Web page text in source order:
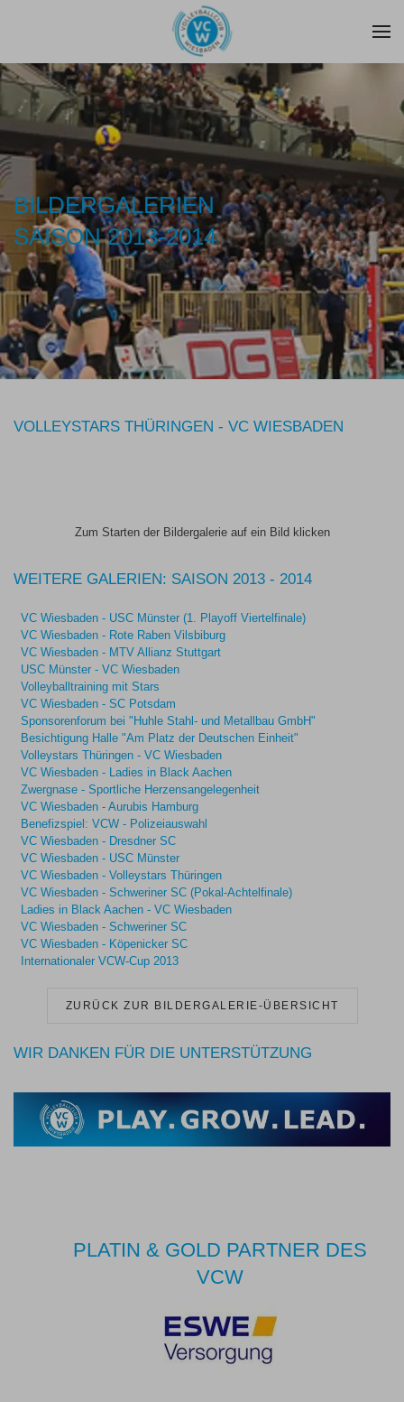
Zum Hauptinhalt springen
BILDERGALERIEN
SAISON 2013-2014
VOLLEYSTARS THÜRINGEN - VC WIESBADEN
Zum Starten der Bildergalerie auf ein Bild klicken
WEITERE GALERIEN: SAISON 2013 - 2014
VC Wiesbaden - USC Münster (1. Playoff Viertelfinale)
VC Wiesbaden - Rote Raben Vilsbiburg
VC Wiesbaden - MTV Allianz Stuttgart
USC Münster - VC Wiesbaden
Volleyballtraining mit Stars
VC Wiesbaden - SC Potsdam
Sponsorenforum bei "Huhle Stahl- und Metallbau GmbH"
Besichtigung Halle "Am Platz der Deutschen Einheit"
Volleystars Thüringen - VC Wiesbaden
VC Wiesbaden - Ladies in Black Aachen
Zwergnase - Sportliche Herzensangelegenheit
VC Wiesbaden - Aurubis Hamburg
Benefizspiel: VCW - Polizeiauswahl
VC Wiesbaden - Dresdner SC
VC Wiesbaden - USC Münster
VC Wiesbaden - Volleystars Thüringen
VC Wiesbaden - Schweriner SC (Pokal-Achtelfinale)
Ladies in Black Aachen - VC Wiesbaden
VC Wiesbaden - Schweriner SC
VC Wiesbaden - Köpenicker SC
Internationaler VCW-Cup 2013
ZURÜCK ZUR BILDERGALERIE-ÜBERSICHT
WIR DANKEN FÜR DIE UNTERSTÜTZUNG
PLATIN & GOLD PARTNER DES
VCW